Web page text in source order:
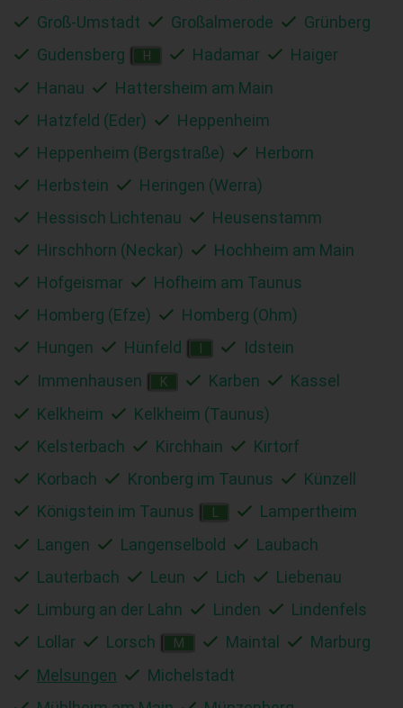
Groß-Umstadt
Großalmerode
Grünberg
Gudensberg
H Hadamar
Haiger
Hanau
Hattersheim am Main
Hatzfeld (Eder)
Heppenheim
Heppenheim (Bergstraße)
Herborn
Herbstein
Heringen (Werra)
Hessisch Lichtenau
Heusenstamm
Hirschhorn (Neckar)
Hochheim am Main
Hofgeismar
Hofheim am Taunus
Homberg (Efze)
Homberg (Ohm)
Hungen
Hünfeld
Idstein
Immenhausen
K Karben
Kassel
Kelkheim
Kelkheim (Taunus)
Kelsterbach
Kirchhain
Kirtorf
Korbach
Kronberg im Taunus
Künzell
Königstein im Taunus
Lampertheim
Langen
Langenselbold
Laubach
Lauterbach
Leun Lich
Liebenau
Limburg an der Lahn
Linden
Lindenfels
Lollar
Lorsch M Maintal
Marburg
Melsungen
Michelstadt